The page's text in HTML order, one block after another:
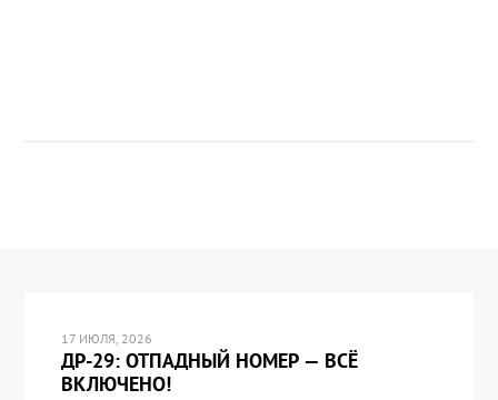
17 ИЮЛЯ, 2026
ДР-29: ОТПАДНЫЙ НОМЕР — ВСЁ
ВКЛЮЧЕНО!